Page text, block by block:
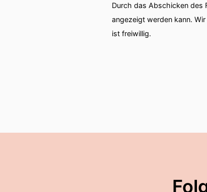
Durch das Abschicken des
angezeigt werden kann.
ist freiwillig.